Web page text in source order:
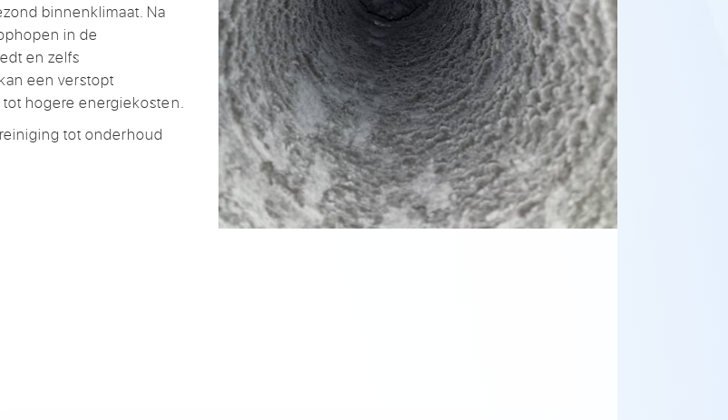
binnenklimaat. Na
in de
en zelfs
een verstopt
hogere energiekosten.
tot onderhoud